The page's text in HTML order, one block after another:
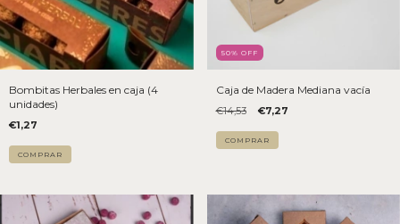
Bombitas Herbales en caja (4
unidades)
€1,27
COMPRAR
50% OFF
Caja de Madera Mediana vacía
€14,53 €7,27